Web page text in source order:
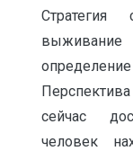
сейчас
человек